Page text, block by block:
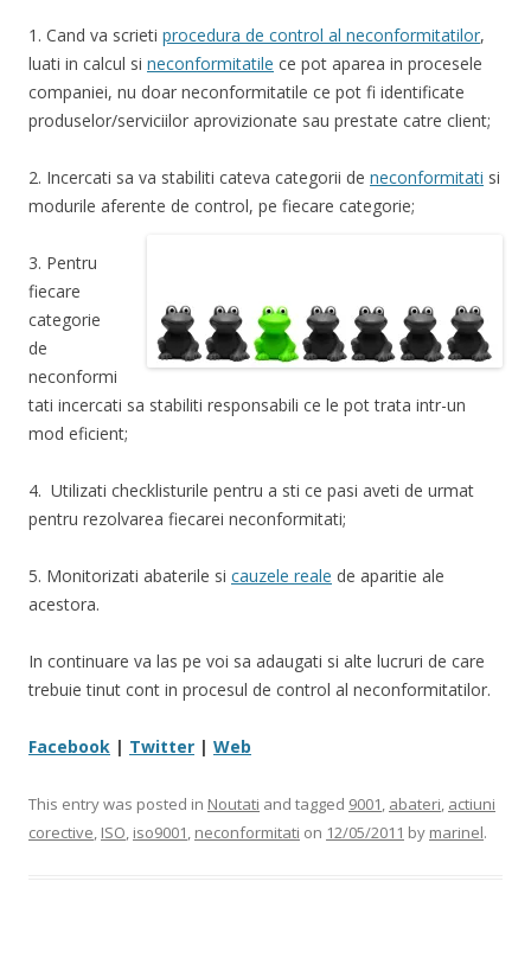
1. Cand va scrieti procedura de control al neconformitatilor,
luati in calcul si neconformitatile ce pot aparea in procesele
companiei, nu doar neconformitatile ce pot fi identificate
produselor/serviciilor aprovizionate sau prestate catre client;
2. Incercati sa va stabiliti cateva categorii de neconformitati si
modurile aferente de control, pe fiecare categorie;
3. Pentru
fiecare
categorie
de
neconformi
tati incercati sa stabiliti responsabili ce le pot trata intr-un
mod eficient;
4. Utilizati checklisturile pentru a sti ce pasi aveti de urmat
pentru rezolvarea fiecarei neconformitati;
5. Monitorizati abaterile si cauzele reale de aparitie ale
acestora.
In continuare va las pe voi sa adaugati si alte lucruri de care
trebuie tinut cont in procesul de control al neconformitatilor.
Facebook | Twitter | Web
This entry was posted in Noutati and tagged 9001, abateri, actiuni
corective, ISO, iso9001, neconformitati on 12/05/2011 by marinel.